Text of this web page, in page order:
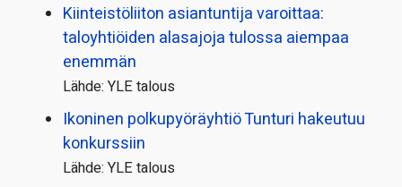
Kiinteistö­liiton asiantuntija varoittaa:
taloyhtiöiden alasajoja tulossa aiempaa
enemmän
Lähde: YLE talous
Ikoninen polkupyörä­yhtiö Tunturi hakeutuu
konkurssiin
Lähde: YLE talous